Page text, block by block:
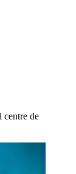
centre de